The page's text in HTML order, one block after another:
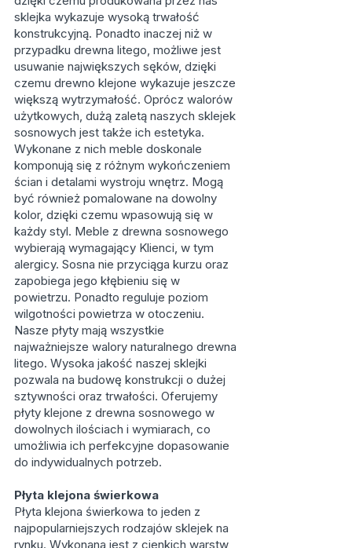
sklejka wykazuje wysoką trwałość
konstrukcyjną. Ponadto inaczej niż w
przypadku drewna litego, możliwe jest
usuwanie największych sęków, dzięki
czemu drewno klejone wykazuje jeszcze
większą wytrzymałość. Oprócz walorów
użytkowych, dużą zaletą naszych sklejek
sosnowych jest także ich estetyka.
Wykonane z nich meble doskonale
komponują się z różnym wykończeniem
ścian i detalami wystroju wnętrz. Mogą
być również pomalowane na dowolny
kolor, dzięki czemu wpasowują się w
każdy styl. Meble z drewna sosnowego
wybierają wymagający Klienci, w tym
alergicy. Sosna nie przyciąga kurzu oraz
zapobiega jego kłębieniu się w
powietrzu. Ponadto reguluje poziom
wilgotności powietrza w otoczeniu.
Nasze płyty mają wszystkie
najważniejsze walory naturalnego drewna
litego. Wysoka jakość naszej sklejki
pozwala na budowę konstrukcji o dużej
sztywności oraz trwałości. Oferujemy
płyty klejone z drewna sosnowego w
dowolnych ilościach i wymiarach, co
umożliwia ich perfekcyjne dopasowanie
do indywidualnych potrzeb.
Płyta klejona świerkowa
Płyta klejona świerkowa to jeden z
najpopularniejszych rodzajów sklejek na
rynku. Wykonana jest z cienkich warstw